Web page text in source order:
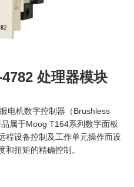
处理器模块
电机数字控制器（Brushless
属于Moog T164系列数字面板
程设备控制及工作单元操作而设
扭矩的精确控制。